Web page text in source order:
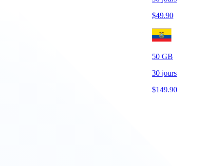
$49.90
50 GB
30 jours
$149.90